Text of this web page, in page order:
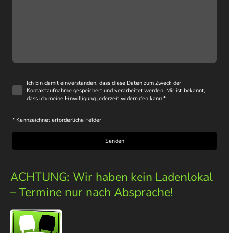
Ich bin damit einverstanden, dass diese Daten zum Zweck der
Kontaktaufnahme gespeichert und verarbeitet werden. Mir ist bekannt,
dass ich meine Einwilligung jederzeit widerrufen kann.*
* Kennzeichnet erforderliche Felder
Senden
ACHTUNG: Wir haben kein Ladenlokal
– Termine nur nach Absprache!